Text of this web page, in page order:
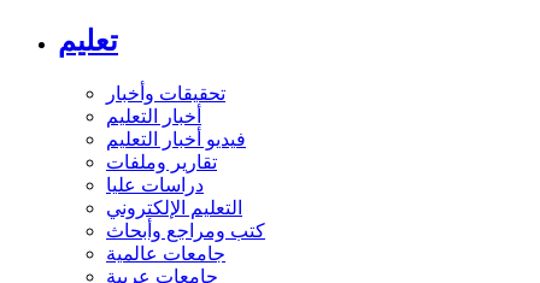
تعليم
تحقيقات وأخبار
أخبار التعليم
فيديو أخبار التعليم
تقارير وملفات
دراسات عليا
التعليم الإلكتروني
كتب ومراجع وأبحاث
جامعات عالمية
جامعات عربية